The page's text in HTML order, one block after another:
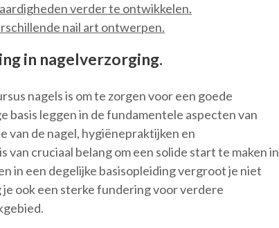
verder te ontwikkelen.
nail art ontwerpen.
in nagelverzorging.
nagels is om te zorgen voor een goede
basis leggen in de fundamentele aspecten van
van de nagel, hygiënepraktijken en
cruciaal belang om een solide start te maken in
in een degelijke basisopleiding vergroot je niet
ook een sterke fundering voor verdere